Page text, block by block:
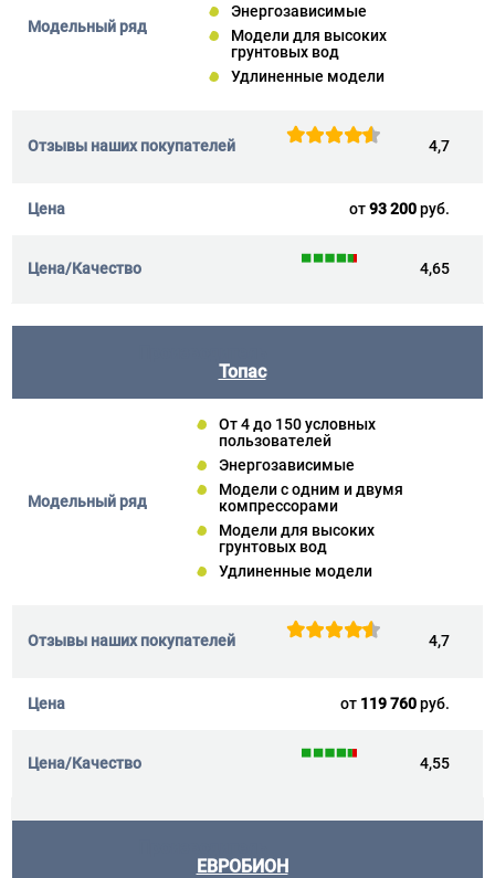
Энергозависимые
Модели для высоких
грунтовых вод
Удлиненные модели
4,7
от93 200руб.
4,65
Топас
От 4 до 150 условных
пользователей
Энергозависимые
Модели с одним и двумя
компрессорами
Модели для высоких
грунтовых вод
Удлиненные модели
4,7
от 119 760руб.
4,55
ЕВРОБИОН